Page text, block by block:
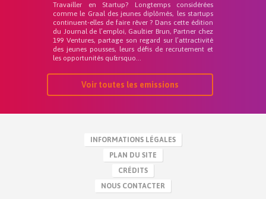
Travailler en Startup? Longtemps considérées
comme le Graal des jeunes diplômés, les startups
continuent-elles de faire rêver ? Dans cette édition
du Journal de l’emploi, Gaultier Brun, Partner chez
199 Ventures, partage son regard sur l’attractivité
des jeunes pousses, leurs défis de recrutement et
les opportunités qu&rsquo...
Voir toutes les emissions
INFORMATIONS LÉGALES
PLAN DU SITE
CRÉDITS
NOUS CONTACTER